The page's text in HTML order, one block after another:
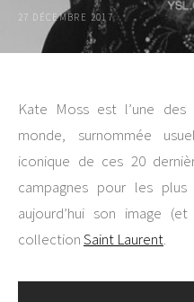
27 DÉCEMBRE 2017
Kate Moss est l’une des
monde, surnommée
iconique de ces 20
campagnes pour les
aujourd’hui son image
collectionSaint Laurent.